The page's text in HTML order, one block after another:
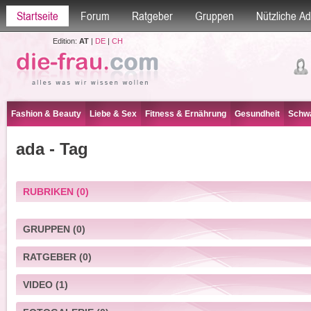
Startseite Forum Ratgeber Gruppen Nützliche
Edition: AT| DE| CH
Fashion & Beauty Liebe & Sex Fitness & Ernährung Gesundheit
ada - Tag
RUBRIKEN(0)
GRUPPEN(0)
RATGEBER(0)
VIDEO(1)